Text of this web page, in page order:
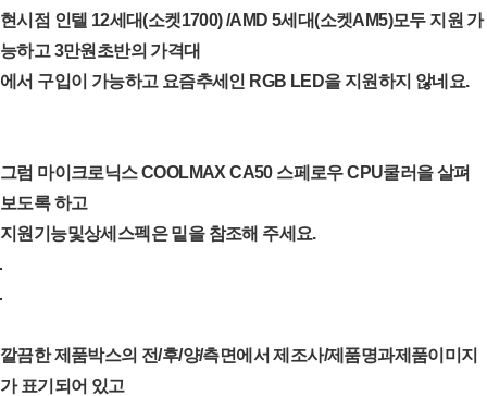
현시점 인텔 12세대(소켓1700) /AMD 5세대(소켓AM5)모두 지원 가
능하고 3만원초반의 가격대
에서 구입이 가능하고 요즘추세인 RGB LED을 지원하지 않네요.
그럼 마이크로닉스 COOLMAX CA50 스페로우 CPU쿨러을 살펴
보도록 하고
지원기능및상세스펙은 밑을 참조해 주세요.
깔끔한 제품박스의 전/후/양/측면에서 제조사/제품명과제품이미지
가 표기되어 있고